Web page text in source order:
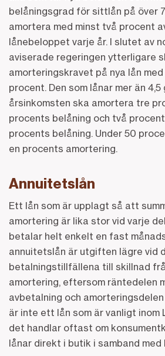
belåningsgrad för sittlån på över
amortera med minst två procent
lånebeloppet varje år. I slutet av
aviserade regeringen ytterligare
amorteringskravet på nya lån
procent. Den som lånar mer än 4,5
årsinkomsten ska amortera tre
procents belåning och två
procents belåning. Under 50
en procents amortering.
Annuitetslån
Ett lån som är upplagt så att
amortering är lika stor vid varje
betalar helt enkelt en fast
annuitetslån är utgiften lägre vid
betalningstillfällena till skillnad
amortering, eftersom räntedelen
avbetalning och
är inte ett lån som är vanligt inom
det handlar oftast om
lånar direkt i butik i samband med